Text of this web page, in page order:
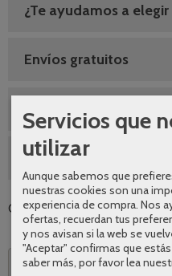
¿Te ayudamos a elegir
Envíos gratuitos
SEGUNDAS REBAJAS
10% DESCUENTO
Categoría:Grifería|Tags: |
Descripción
Servicios que
utilizar
Aunque sabemos que
nuestras cookies son una
experiencia de compra. Nos
ofertas, recuerdan tus
y nos avisan si la web se
"Aceptar" confirmas que
saber más, por favor lea